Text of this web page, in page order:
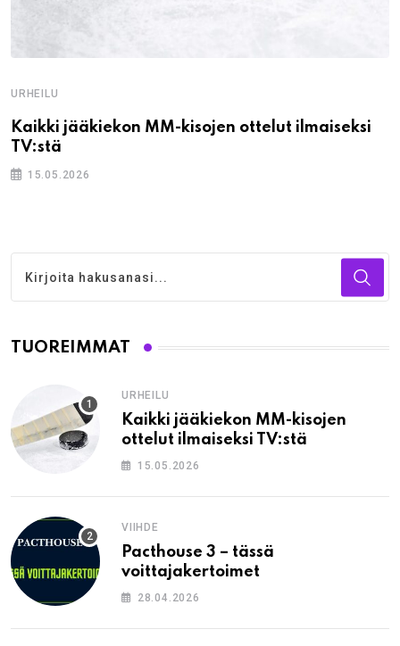
URHEILU
Kaikki jääkiekon MM-kisojen ottelut ilmaiseksi
TV:stä
15.05.2026
TUOREIMMAT
URHEILU
Kaikki jääkiekon MM-kisojen
ottelut ilmaiseksi TV:stä
15.05.2026
VIIHDE
Pacthouse 3 – tässä
voittajakertoimet
28.04.2026